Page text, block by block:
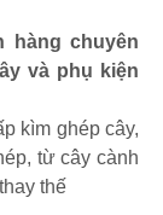
hàng chuyên
và phụ kiện
kìm ghép cây,
từ cây cành
thế